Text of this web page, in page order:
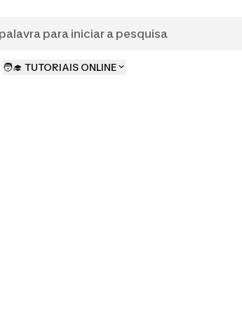
🧑‍🎓 TUTORIAIS ONLINE